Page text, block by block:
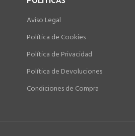
Aviso Legal
Política de Cookies
Política de Privacidad
Política de Devoluciones
Condiciones de Compra